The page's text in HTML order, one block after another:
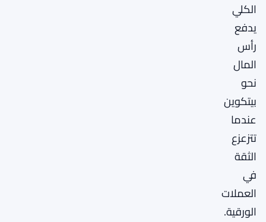
الكلي
يدفع
رأس
المال
نحو
بيتكوين
عندما
تتزعزع
الثقة
في
العملات
الورقية.